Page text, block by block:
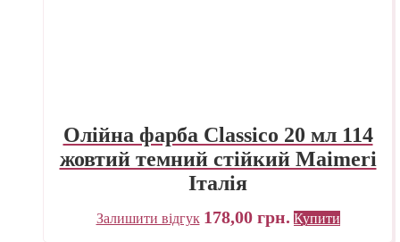
Олійна фарба Classico 20 мл 114
жовтий темний стійкий Maimeri
Італія
Залишити відгук 178,00 грн. Купити